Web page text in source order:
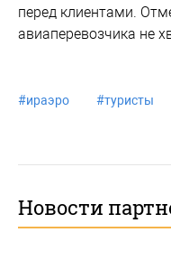
перед клиентами.
авиаперевозчика не
#ираэро #туристы
Новости